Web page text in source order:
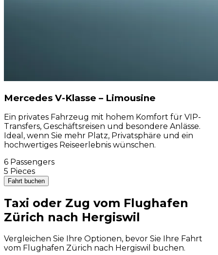
Mercedes V-Klasse – Limousine
Ein privates Fahrzeug mit hohem Komfort für VIP-
Transfers, Geschäftsreisen und besondere Anlässe.
Ideal, wenn Sie mehr Platz, Privatsphäre und ein
hochwertiges Reiseerlebnis wünschen.
6 Passengers
5 Pieces
Fahrt buchen
Taxi oder Zug vom Flughafen
Zürich nach Hergiswil
Vergleichen Sie Ihre Optionen, bevor Sie Ihre Fahrt
vom Flughafen Zürich nach Hergiswil buchen.